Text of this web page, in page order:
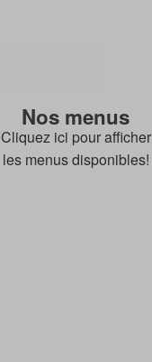
Nos menus
Cliquez ici pour afficher
les menus disponibles!